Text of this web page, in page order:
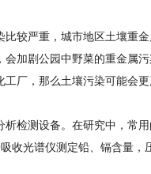
较严重，城市地区土壤重
加剧公园中野菜的重金属
厂，那么土壤污染可能会更
检测设备。在研究中，常
收光谱仪测定铅、镉含量，